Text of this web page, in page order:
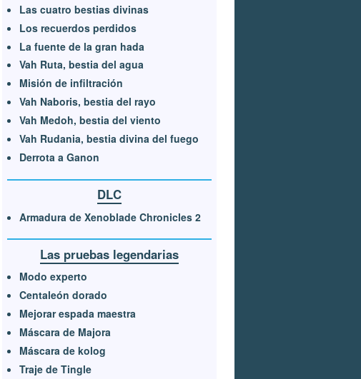
Las cuatro bestias divinas
Los recuerdos perdidos
La fuente de la gran hada
Vah Ruta, bestia del agua
Misión de infiltración
Vah Naboris, bestia del rayo
Vah Medoh, bestia del viento
Vah Rudania, bestia divina del fuego
Derrota a Ganon
DLC
Armadura de Xenoblade Chronicles 2
Las pruebas legendarias
Modo experto
Centaleón dorado
Mejorar espada maestra
Máscara de Majora
Máscara de kolog
Traje de Tingle